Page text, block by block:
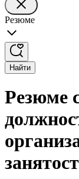
Резюме
Найти
Резюме